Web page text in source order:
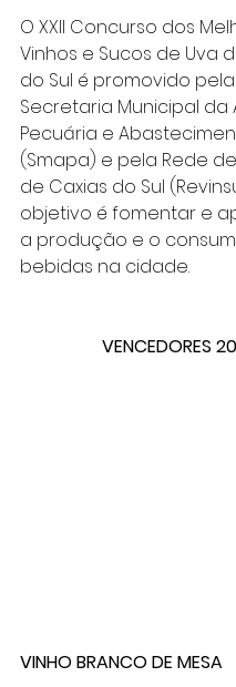
O XXII Concurso dos
Vinhos e Sucos de Uva
do Sul é promovido pela
Secretaria Municipal da
Pecuária e
(Smapa) e pela Rede
de Caxias do Sul
objetivo é fomentar e
a produção e o
bebidas na cidade.
VENCEDORES
VINHO BRANCO DE MESA